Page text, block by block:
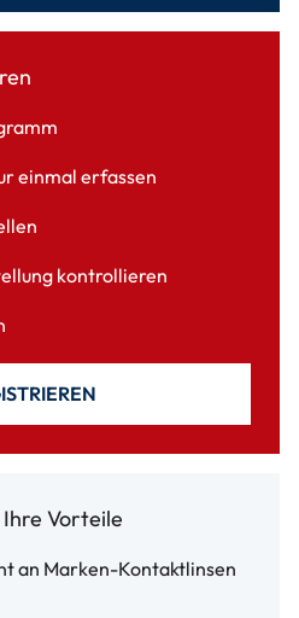
einmal erfassen
kontrollieren
Vorteile
an Marken-Kontaktlinsen